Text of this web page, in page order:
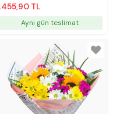
TL
Aynı gün teslimat